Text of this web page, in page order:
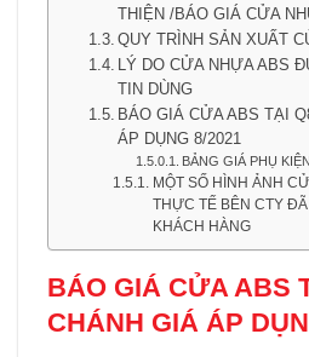
THIỆN /BÁO GIÁ CỬA
QUY TRÌNH SẢN XUẤT
LÝ DO CỬA NHỰA ABS
TIN DÙNG
BÁO GIÁ CỬA ABS TẠI
ÁP DỤNG 8/2021
BẢNG GIÁ PHỤ
MỘT SỐ HÌNH ẢNH
THỰC TẾ BÊN CTY
KHÁCH HÀNG
BÁO GIÁ CỬA ABS
CHÁNH GIÁ ÁP